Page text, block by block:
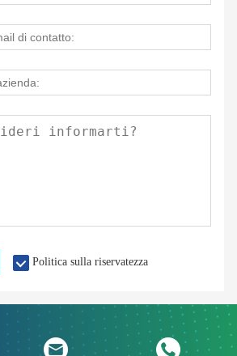
Politica sulla riservatezza